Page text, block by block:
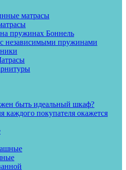
матрасы
пружинах Боннель
независимыми пружинами
быть идеальный шкаф?
каждого покупателя окажется